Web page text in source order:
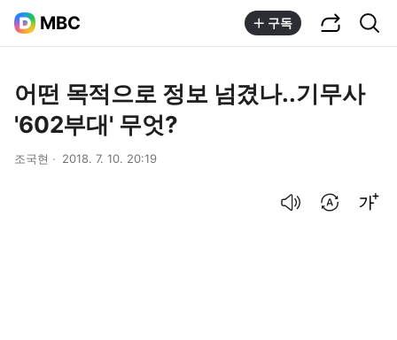
MBC 구독
어떤 목적으로 정보 넘겼나..기무사
'602부대' 무엇?
조국현 2018. 7. 10. 20:19